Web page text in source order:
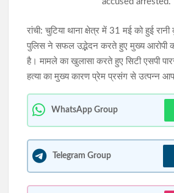
रांची: चुटिया थाना क्षेत्र में 31 मई को हुई रानी
पुलिस ने सफल उद्भेदन करते हुए मुख्य आरोपी
है। मामले का खुलासा करते हुए सिटी एसपी
हत्या का मुख्य कारण प्रेम प्रसंग से उत्पन्न
WhatsApp Group
Telegram Group